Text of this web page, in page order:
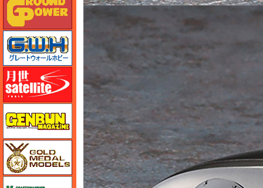
月世 サテライトツールス
ゲンブンマガジン
ゴールドメダルモデルズ
コトブキヤ